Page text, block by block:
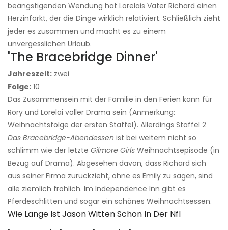
beängstigenden Wendung hat Lorelais Vater Richard einen
Herzinfarkt, der die Dinge wirklich relativiert. Schließlich zieht
jeder es zusammen und macht es zu einem
unvergesslichen Urlaub.
'The Bracebridge Dinner'
Jahreszeit: zwei
Folge: 10
Das Zusammensein mit der Familie in den Ferien kann für
Rory und Lorelai voller Drama sein (Anmerkung:
Weihnachtsfolge der ersten Staffel). Allerdings Staffel 2
Das Bracebridge-Abendessen ist bei weitem nicht so
schlimm wie der letzte Gilmore Girls Weihnachtsepisode (in
Bezug auf Drama). Abgesehen davon, dass Richard sich
aus seiner Firma zurückzieht, ohne es Emily zu sagen, sind
alle ziemlich fröhlich. Im Independence Inn gibt es
Pferdeschlitten und sogar ein schönes Weihnachtsessen.
Wie Lange Ist Jason Witten Schon In Der Nfl